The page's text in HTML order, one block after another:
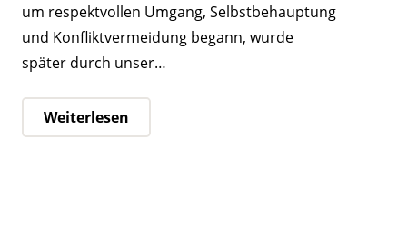
um respektvollen Umgang, Selbstbehauptung
und Konfliktvermeidung begann, wurde
später durch unser…
Weiterlesen